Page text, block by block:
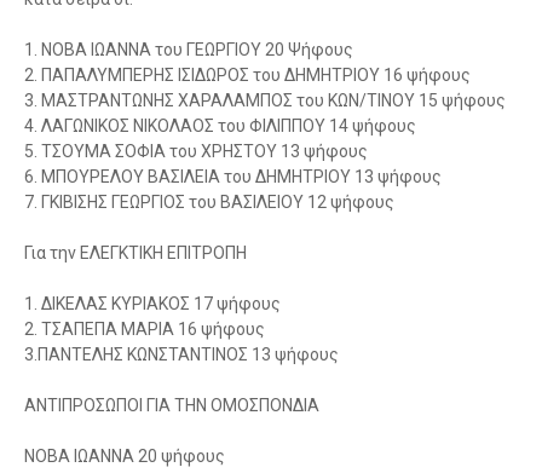
1. ΝΟΒΑ ΙΩΑΝΝΑ του ΓΕΩΡΓΙΟΥ 20 Ψήφους
2. ΠΑΠΑΛΥΜΠΕΡΗΣ ΙΣΙΔΩΡΟΣ του ΔΗΜΗΤΡΙΟΥ 16 ψήφους
3. ΜΑΣΤΡΑΝΤΩΝΗΣ ΧΑΡΑΛΑΜΠΟΣ του ΚΩΝ/ΤΙΝΟΥ 15 ψήφους
4. ΛΑΓΩΝΙΚΟΣ ΝΙΚΟΛΑΟΣ του ΦΙΛΙΠΠΟΥ 14 ψήφους
5. ΤΣΟΥΜΑ ΣΟΦΙΑ του ΧΡΗΣΤΟΥ 13 ψήφους
6. ΜΠΟΥΡΕΛΟΥ ΒΑΣΙΛΕΙΑ του ΔΗΜΗΤΡΙΟΥ 13 ψήφους
7. ΓΚΙΒΙΣΗΣ ΓΕΩΡΓΙΟΣ του ΒΑΣΙΛΕΙΟΥ 12 ψήφους
Για την ΕΛΕΓΚΤΙΚΗ ΕΠΙΤΡΟΠΗ
1. ΔΙΚΕΛΑΣ ΚΥΡΙΑΚΟΣ 17 ψήφους
2. ΤΣΑΠΕΠΑ ΜΑΡΙΑ 16 ψήφους
3.ΠΑΝΤΕΛΗΣ ΚΩΝΣΤΑΝΤΙΝΟΣ 13 ψήφους
ΑΝΤΙΠΡΟΣΩΠΟΙ ΓΙΑ ΤΗΝ ΟΜΟΣΠΟΝΔΙΑ
ΝΟΒΑ ΙΩΑΝΝΑ 20 ψήφους